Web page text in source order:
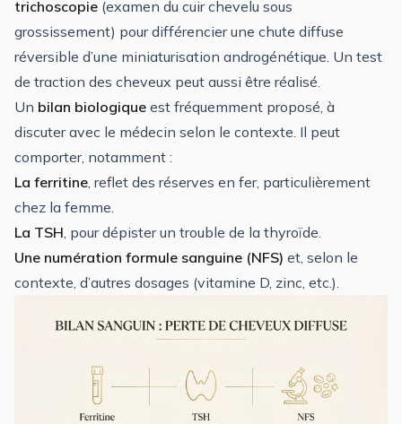
trichoscopie (examen du cuir chevelu sous
grossissement) pour différencier une chute diffuse
réversible d’une miniaturisation androgénétique. Un test
de traction des cheveux peut aussi être réalisé.
Un bilan biologique est fréquemment proposé, à
discuter avec le médecin selon le contexte. Il peut
comporter, notamment :
La ferritine , reflet des réserves en fer, particulièrement
chez la femme.
La TSH , pour dépister un trouble de la thyroïde.
Une numération formule sanguine (NFS) et, selon le
contexte, d’autres dosages (vitamine D, zinc, etc.).